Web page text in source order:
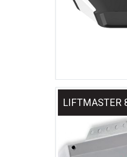
LIFTMASTER